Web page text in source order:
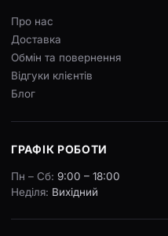
Про нас
Доставка
Обмін та повернення
Відгуки клієнтів
Блог
ГРАФІК РОБОТИ
Пн – Сб: 9:00 – 18:00
Неділя: Вихідний